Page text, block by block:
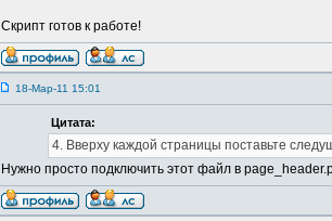
Скрипт готов к работе!
18-Мар-11 15:01
Цитата:
4. Вверху каждой страницы поставьте
Нужно просто подключить этот файл в